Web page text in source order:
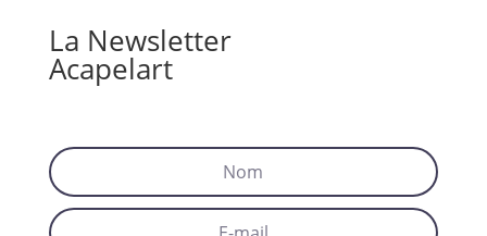
La Newsletter
Acapelart